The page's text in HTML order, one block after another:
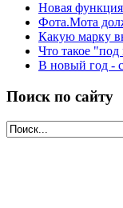
Новая
Фота.Мота
Какую марку
Что такое "под
В новый год -
Поиск по сайту